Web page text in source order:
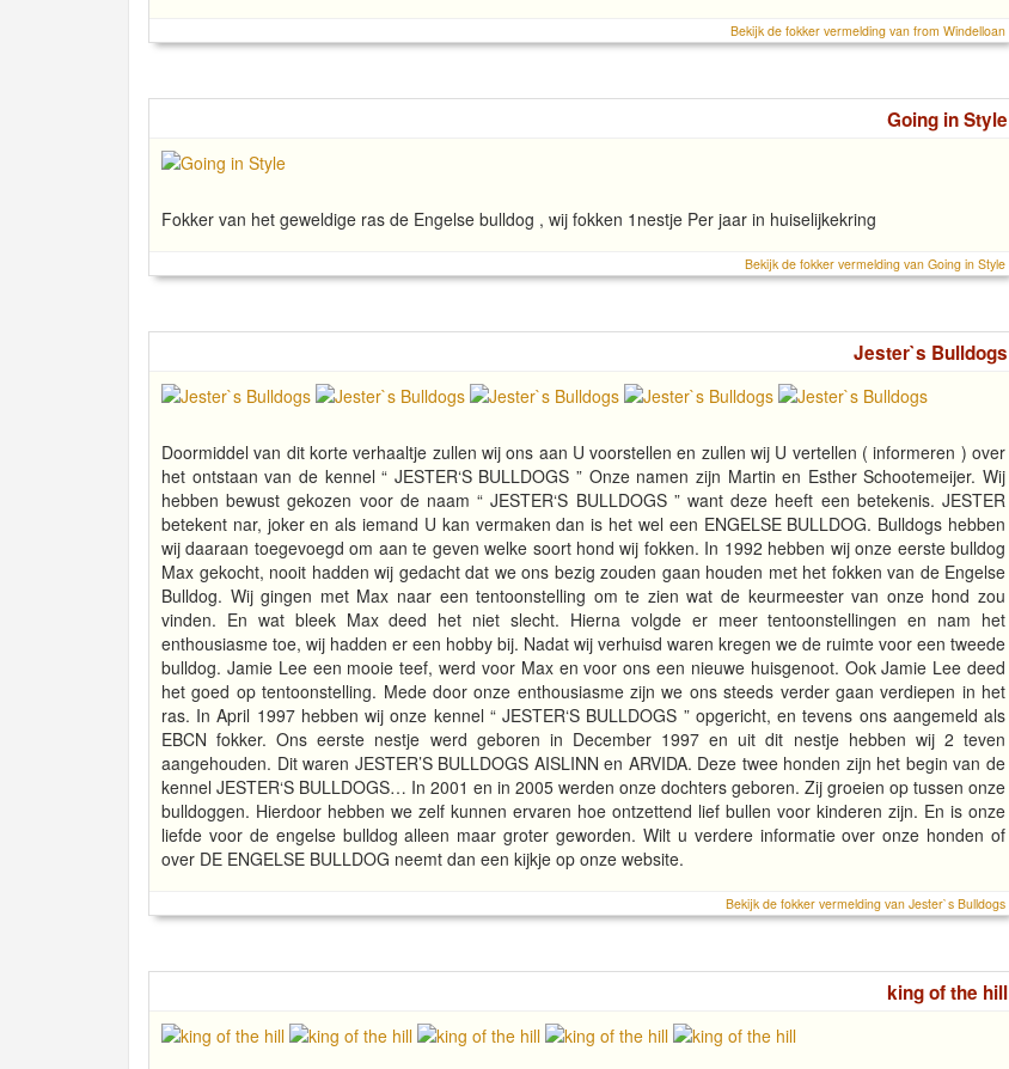
Bekijk de fokker vermelding van from Windelloan
Going in Style
Fokker van het geweldige ras de Engelse bulldog , wij fokken 1nestje Per jaar in huiselijkekring
Bekijk de fokker vermelding van Going in Style
Jester`s Bulldogs
Doormiddel van dit korte verhaaltje zullen wij ons aan U voorstellen en zullen wij U vertellen ( informeren ) over
het ontstaan van de kennel “ JESTER‘S BULLDOGS ” Onze namen zijn Martin en Esther Schootemeijer. Wij
hebben bewust gekozen voor de naam “ JESTER‘S BULLDOGS ” want deze heeft een betekenis. JESTER
betekent nar, joker en als iemand U kan vermaken dan is het wel een ENGELSE BULLDOG. Bulldogs hebben
wij daaraan toegevoegd om aan te geven welke soort hond wij fokken. In 1992 hebben wij onze eerste bulldog
Max gekocht, nooit hadden wij gedacht dat we ons bezig zouden gaan houden met het fokken van de Engelse
Bulldog. Wij gingen met Max naar een tentoonstelling om te zien wat de keurmeester van onze hond zou
vinden. En wat bleek Max deed het niet slecht. Hierna volgde er meer tentoonstellingen en nam het
enthousiasme toe, wij hadden er een hobby bij. Nadat wij verhuisd waren kregen we de ruimte voor een tweede
bulldog. Jamie Lee een mooie teef, werd voor Max en voor ons een nieuwe huisgenoot. Ook Jamie Lee deed
het goed op tentoonstelling. Mede door onze enthousiasme zijn we ons steeds verder gaan verdiepen in het
ras. In April 1997 hebben wij onze kennel “ JESTER‘S BULLDOGS ” opgericht, en tevens ons aangemeld als
EBCN fokker. Ons eerste nestje werd geboren in December 1997 en uit dit nestje hebben wij 2 teven
aangehouden. Dit waren JESTER’S BULLDOGS AISLINN en ARVIDA. Deze twee honden zijn het begin van de
kennel JESTER‘S BULLDOGS… In 2001 en in 2005 werden onze dochters geboren. Zij groeien op tussen onze
bulldoggen. Hierdoor hebben we zelf kunnen ervaren hoe ontzettend lief bullen voor kinderen zijn. En is onze
liefde voor de engelse bulldog alleen maar groter geworden. Wilt u verdere informatie over onze honden of
over DE ENGELSE BULLDOG neemt dan een kijkje op onze website.
Bekijk de fokker vermelding van Jester`s Bulldogs
king of the hill